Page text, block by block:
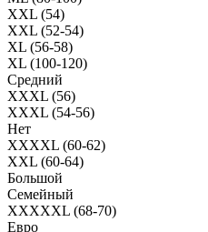
XXL (54)
XXL (52-54)
XL (56-58)
XL (100-120)
Средний
XXXL (56)
XXXL (54-56)
Нет
XXXXL (60-62)
XXL (60-64)
Большой
Семейный
XXXXXL (68-70)
Евро